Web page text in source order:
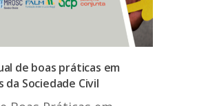
de boas práticas em
da Sociedade Civil